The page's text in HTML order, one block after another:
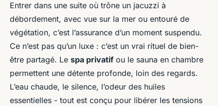
Entrer dans une suite où trône un jacuzzi à
débordement, avec vue sur la mer ou entouré de
végétation, c’est l’assurance d’un moment suspendu.
Ce n’est pas qu’un luxe : c’est un vrai rituel de bien-
être partagé. Le spa privatifou le sauna en chambre
permettent une détente profonde, loin des regards.
L’eau chaude, le silence, l’odeur des huiles
essentielles - tout est conçu pour libérer les tensions